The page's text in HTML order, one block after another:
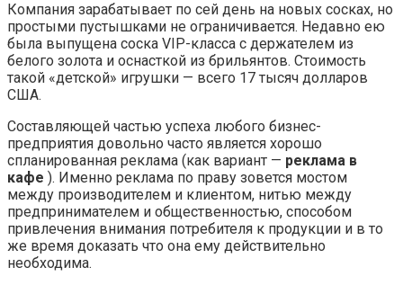
Компания зарабатывает по сей день на новых сосках, но
простыми пустышками не ограничивается. Недавно ею
была выпущена соска VIP-класса с держателем из
белого золота и оснасткой из брильянтов. Стоимость
такой «детской» игрушки — всего 17 тысяч долларов
США.
Составляющей частью успеха любого бизнес-
предприятия довольно часто является хорошо
спланированная реклама (как вариант — реклама в
кафе ). Именно реклама по праву зовется мостом
между производителем и клиентом, нитью между
предпринимателем и общественностью, способом
привлечения внимания потребителя к продукции и в то
же время доказать что она ему действительно
необходима.